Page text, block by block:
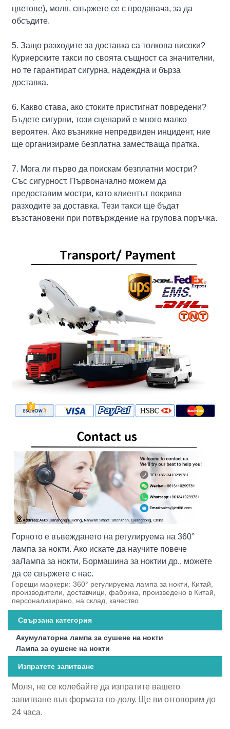
цветове), моля, свържете се с продавача, за да
обсъдите.
5. Защо разходите за доставка са толкова високи?
Куриерските такси по своята същност са значителни,
но те гарантират сигурна, надеждна и бърза
доставка.
6. Какво става, ако стоките пристигнат повредени?
Бъдете сигурни, този сценарий е много малко
вероятен. Ако възникне непредвиден инцидент, ние
ще организираме безплатна заместваща пратка.
7. Мога ли първо да поискам безплатни мостри?
Със сигурност. Първоначално можем да
предоставим мостри, като клиентът покрива
разходите за доставка. Тези такси ще бъдат
възстановени при потвърждение на групова поръчка.
Горното е въвеждането на регулируема на 360°
лампа за нокти. Ако искате да научите повече
заЛампа за нокти, Бормашина за ноктии др., можете
да се свържете с нас.
Горещи маркери: 360° регулируема лампа за нокти, Китай,
производители, доставчици, фабрика, произведено в Китай,
персонализирано, на склад, качество
Свързана категория
Акумулаторна лампа за сушене на нокти
Лампа за сушене на нокти
Изпратете запитване
Моля, не се колебайте да изпратите вашето
запитване във формата по-долу. Ще ви отговорим до
24 часа.